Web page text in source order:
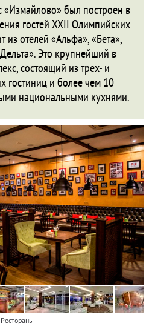
«Измайлово» был построен в
гостей XXII Олимпийских
из отелей «Альфа», «Бета»,
Это крупнейший в
состоящий из трех- и
гостиниц и более чем 10
национальными кухнями.
Рестораны